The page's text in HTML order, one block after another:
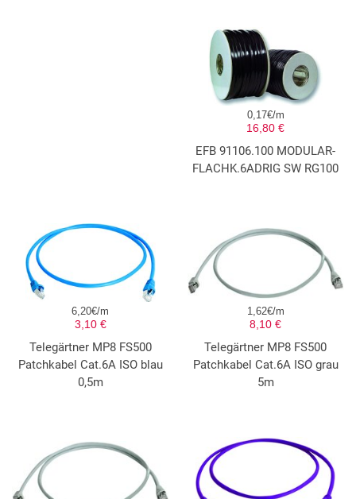
0,17€/m
16,80 €
EFB 91106.100 MODULAR-
FLACHK.6ADRIG SW RG100
6,20€/m
3,10 €
Telegärtner MP8 FS500
Patchkabel Cat.6A ISO blau
0,5m
1,62€/m
8,10 €
Telegärtner MP8 FS500
Patchkabel Cat.6A ISO grau
5m